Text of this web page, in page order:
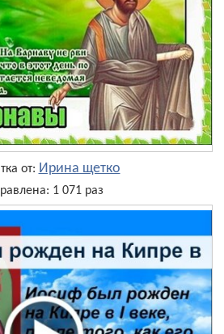
от: Ирина щетко
1 071 раз